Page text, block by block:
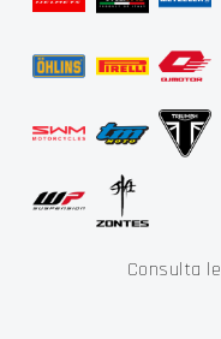
Consulta le